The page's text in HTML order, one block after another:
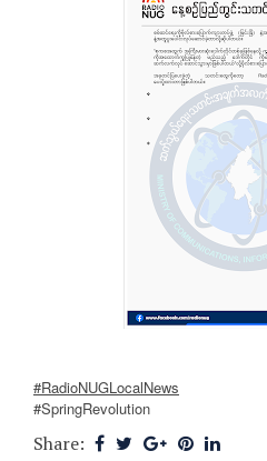
#RadioNUGLocalNews
#SpringRevolution
Share: